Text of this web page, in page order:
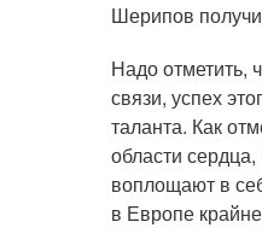
Шерипов
Надо отметить,
связи, успех
таланта. Как
области
воплощают в
в Европе